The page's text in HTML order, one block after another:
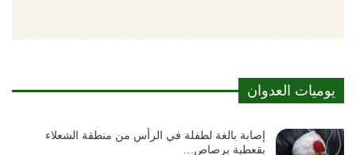
يوميات العدوان
إصابة بالغة لطفلة في الرأس من منطقة الشعلاء
بقعطبة برصاص…